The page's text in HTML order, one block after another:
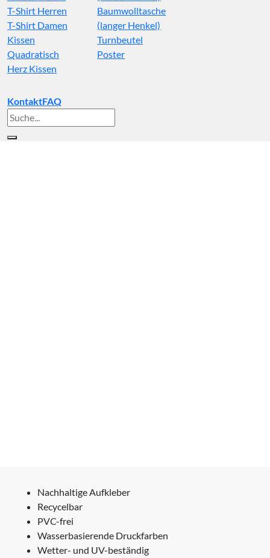
T-Shirt Herren
T-Shirt Damen
Kissen
Quadratisch
Herz Kissen
Baumwolltasche
(langer Henkel)
Turnbeutel
Poster
KontaktFAQ
Suche
nach:
Nachhaltige Aufkleber
Recycelbar
PVC-frei
Wasserbasierende Druckfarben
Wetter- und UV-beständig